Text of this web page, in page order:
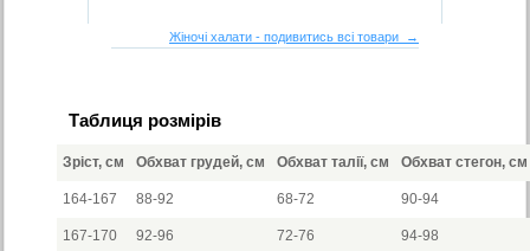
Жіночі халати - подивитись всі товари →
Таблиця розмірів
Зріст, см Обхват грудей, см Обхват талії, см Обхват стегон, см
164-167 88-92 68-72 90-94
167-170 92-96 72-76 94-98